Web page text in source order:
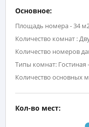
Основное:
Площадь номера - 34
Количество комнат :
Количество номеров
Типы комнат: Гостиная
Количество основных
Кол-во мест: